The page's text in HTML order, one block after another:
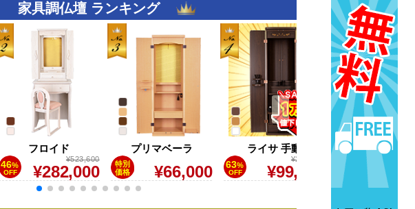
家具調仏壇 ランキング
フロイド
46%
OFF
¥523,600
¥282,000
プリマベーラ
特別
価格
¥66,000
ライサ 手動
63%
OFF
¥270,000
¥99,000
彼方
59
OFF